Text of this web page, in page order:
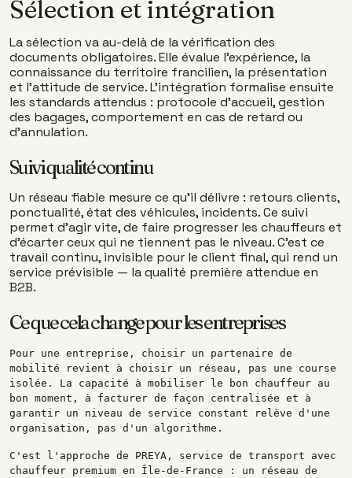
Sélection et intégration
La sélection va au-delà de la vérification des
documents obligatoires. Elle évalue l'expérience, la
connaissance du territoire francilien, la présentation
et l'attitude de service. L'intégration formalise ensuite
les standards attendus : protocole d'accueil, gestion
des bagages, comportement en cas de retard ou
d'annulation.
Suivi qualité continu
Un réseau fiable mesure ce qu'il délivre : retours clients,
ponctualité, état des véhicules, incidents. Ce suivi
permet d'agir vite, de faire progresser les chauffeurs et
d'écarter ceux qui ne tiennent pas le niveau. C'est ce
travail continu, invisible pour le client final, qui rend un
service prévisible — la qualité première attendue en
B2B.
Ce que cela change pour les entreprises
Pour une entreprise, choisir un partenaire de
mobilité revient à choisir un réseau, pas une course
isolée. La capacité à mobiliser le bon chauffeur au
bon moment, à facturer de façon centralisée et à
garantir un niveau de service constant relève d'une
organisation, pas d'un algorithme.
C'est l'approche de PREYA, service de transport avec
chauffeur premium en Île-de-France : un réseau de